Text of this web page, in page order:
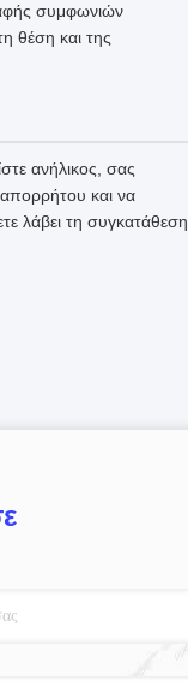
συμφωνιών
θέση και της
ανήλικος, σας
και να
λάβει τη συγκατάθεση